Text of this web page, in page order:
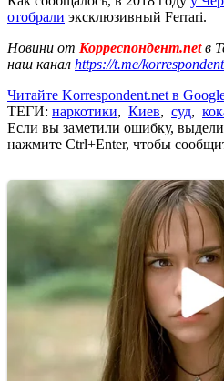
отобрали эксклюзивный Ferrari.
Новини от Корреспондент.netв
наш канал https://t.me/
Читайте Korrespondent.net в
ТЕГИ: наркотики, Киев, суд,
Если вы заметили ошибку,
нажмите Ctrl+Enter, чтобы